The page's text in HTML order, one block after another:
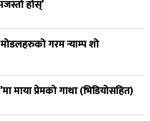
होस्’
गरम र्‍याम्प शो
माया प्रेमको गाथा (भिडियोसहित)